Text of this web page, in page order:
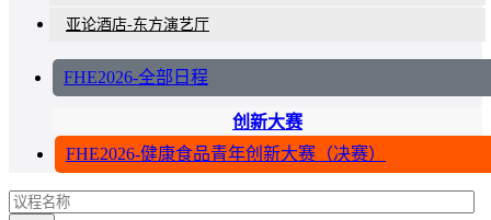
亚论酒店-东方演艺厅
FHE2026-全部日程
创新大赛
FHE2026-健康食品青年创新大赛（决赛）